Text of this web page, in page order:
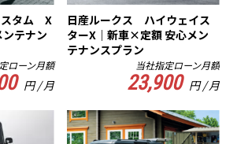
タム X
テナン
ローン月額
円 / 月
日産ルークス ハイウェイス
ターX｜新車×定額 安心メン
テナンスプラン
当社指定ローン月額
23,900 円 / 月